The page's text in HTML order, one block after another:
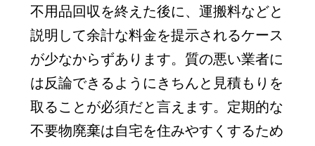
不用品回収を終えた後に、運搬料などと
説明して余計な料金を提示されるケース
が少なからずあります。質の悪い業者に
は反論できるようにきちんと見積もりを
取ることが必須だと言えます。定期的な
不要物廃棄は自宅を住みやすくするため